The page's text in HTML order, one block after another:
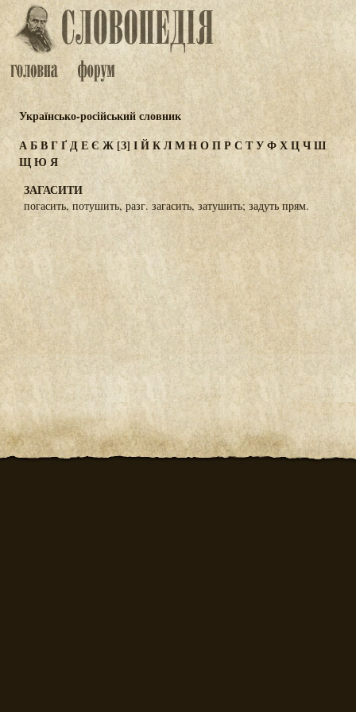
Українсько-російський словник
АБВГҐДЕЄ Ж[З] ІЙКЛМНОПР С ТУФХЦЧШ
ЩЮ Я
ЗАГАСИТИ
погасить, потушить, разг. загасить, затушить; задуть прям.